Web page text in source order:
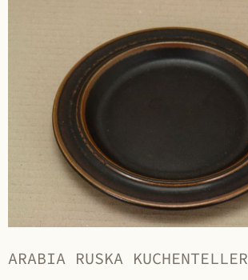
ARABIA RUSKA KUCHENTELLER